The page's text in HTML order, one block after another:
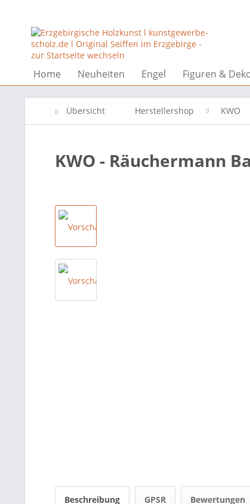
Home Neuheiten Engel Figuren &
Übersicht Herstellershop KWO
KWO - Räuchermann
Beschreibung GPSR Bewertungen